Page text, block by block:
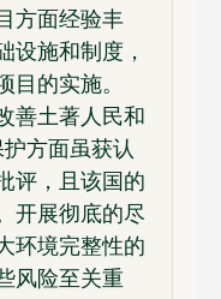
方面经验丰
设施和制度，
目的实施。
善土著人民和
方面虽获认
评，且该国的
开展彻底的尽
环境完整性的
风险至关重